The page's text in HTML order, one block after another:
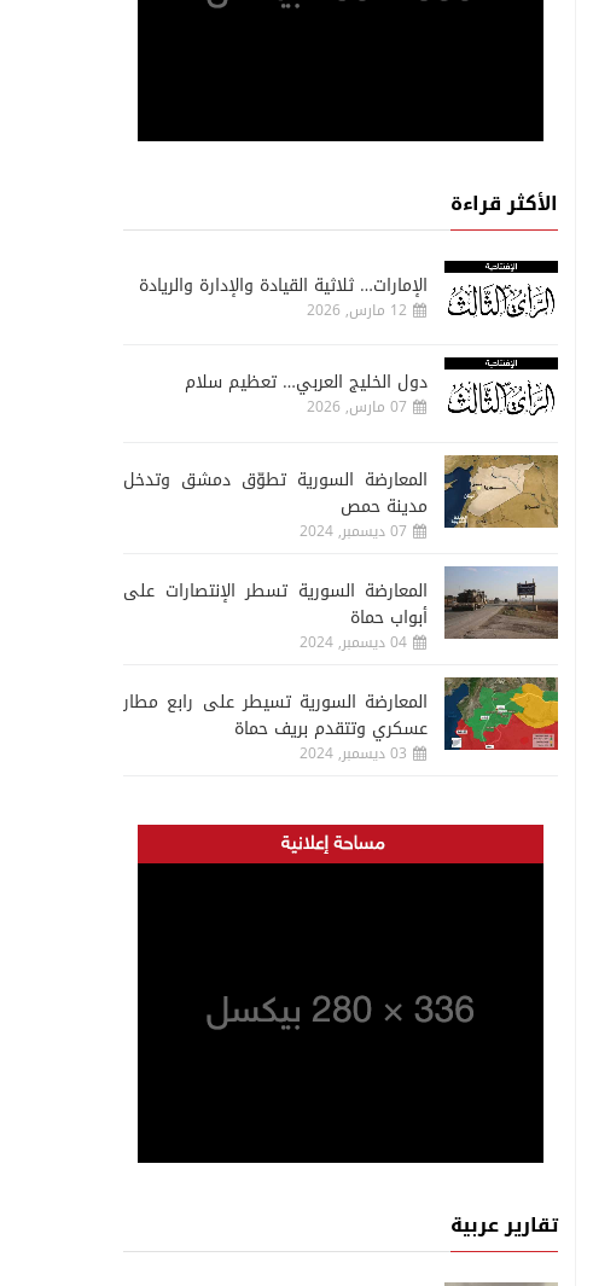
الأكثر قراءة
الإمارات… ثلاثية القيادة والإدارة والريادة
12 مارس, 2026
دول الخليج العربي… تعظيم سلام
07 مارس, 2026
المعارضة السورية تطوّق دمشق وتدخل
مدينة حمص
07 ديسمبر, 2024
المعارضة السورية تسطر الإنتصارات على
أبواب حماة
04 ديسمبر, 2024
المعارضة السورية تسيطر على رابع مطار
عسكري وتتقدم بريف حماة
03 ديسمبر, 2024
تقارير عربية